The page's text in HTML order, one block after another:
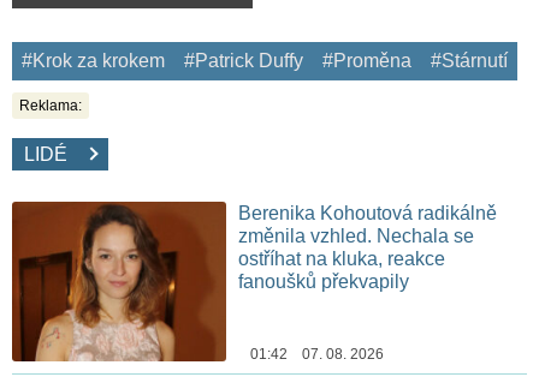
#Krok za krokem #Patrick Duffy #Proměna #Stárnutí
Reklama:
LIDÉ
Berenika Kohoutová radikálně
změnila vzhled. Nechala se
ostříhat na kluka, reakce
fanoušků překvapily
01:42 07. 08. 2026